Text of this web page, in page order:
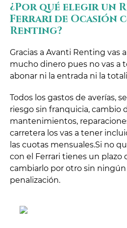
¿Por qué elegir un
Ferrari de Ocasión
Renting?
Gracias a Avanti Renting vas
mucho dinero pues no vas a
abonar ni la entrada ni la
Todos los gastos de averías,
riesgo sin franquicia, cambio
mantenimientos,
carretera los vas a tener
las cuotas mensuales.Si no
con el Ferrari tienes un plazo
cambiarlo por otro sin
penalización.